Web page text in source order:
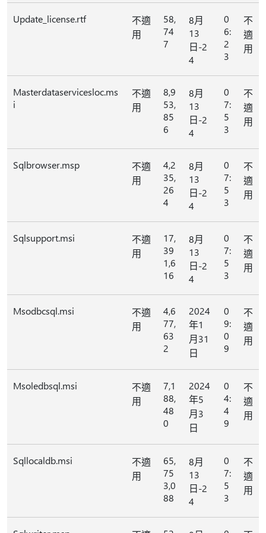
Update_license.rtf
不適
用
58,
74
7
8月
13
日-2
4
0
6:
2
3
不
適
用
Masterdataservicesloc.ms
i
不適
用
8,9
53,
85
6
8月
13
日-2
4
0
7:
5
3
不
適
用
Sqlbrowser.msp
不適
用
4,2
35,
26
4
8月
13
日-2
4
0
7:
5
3
不
適
用
Sqlsupport.msi
不適
用
17,
39
1,6
16
8月
13
日-2
4
0
7:
5
3
不
適
用
Msodbcsql.msi
不適
用
4,6
77,
63
2
2024
年1
月31
日
0
9:
0
9
不
適
用
Msoledbsql.msi
不適
用
7,1
88,
48
0
2024
年5
月3
日
0
4:
4
9
不
適
用
Sqllocaldb.msi
不適
用
65,
75
3,0
88
8月
13
日-2
4
0
7:
5
3
不
適
用